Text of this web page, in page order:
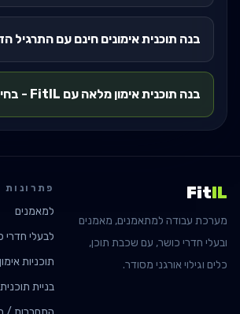
בנה תוכנית אימונים חינם עם התרגיל
בנה תוכנית אימון מלאה עם FitIL - בחינם
FitIL
מערכת עבודה למתאמנים, מאמנים
ובעלי חדרי כושר, עם שכבת תוכן,
כלים וגילוי אורגני מסודר.
פתרונות
למאמנים
לבעלי חדרי
תוכניות אימון
בניית